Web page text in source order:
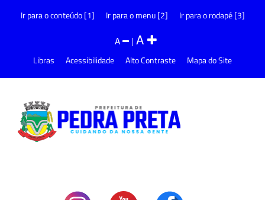
Ir para o conteúdo [1] Ir para o menu [2] Ir para o rodapé [3]
A |A
Libras Acessibilidade Alto Contraste Mapa do Site